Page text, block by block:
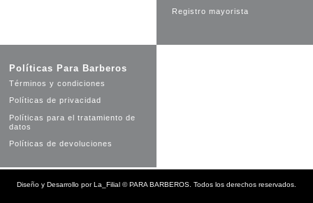
Registro mayorista
Políticas Para Barberos
Términos y condiciones
Políticas de privacidad
Políticas para el tratamiento de
datos
Políticas de devoluciones
Diseño y Desarrollo porLa_Filial ©PARA BARBEROS. Todos los derechos reservados.